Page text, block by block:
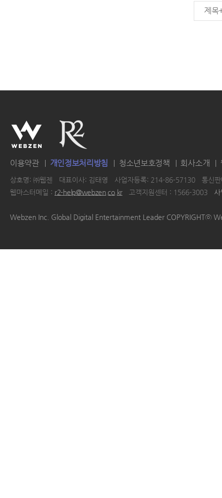
제목
이용약관 개인정보처리방침 청소년보호정책 회사소개
상호명: ㈜웹젠 대표이사: 김태영 사업자등록: 214-86-57130
통신
웹마스터메일 : r2-help@webzen.co.kr 고객지원센터 : 1566-3003
Webzen Inc. Global Digital Entertainment Leader COPYRIGHTⓒ